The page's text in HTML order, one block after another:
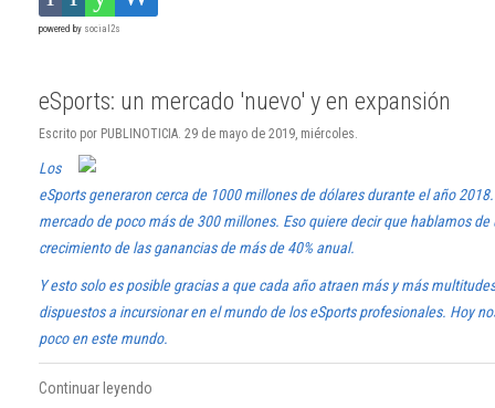
powered by social2s
eSports: un mercado 'nuevo' y en expansión
Escrito por PUBLINOTICIA. 29 de mayo de 2019, miércoles.
Los
eSports generaron cerca de 1000 millones de dólares durante el año
mercado de poco más de 300 millones. Eso quiere decir que hablamos de
crecimiento de las ganancias de más de 40% anual.
Y esto solo es posible gracias a que cada año atraen más y más
dispuestos a incursionar en el mundo de los eSports profesionales. Hoy
poco en este mundo.
Continuar leyendo